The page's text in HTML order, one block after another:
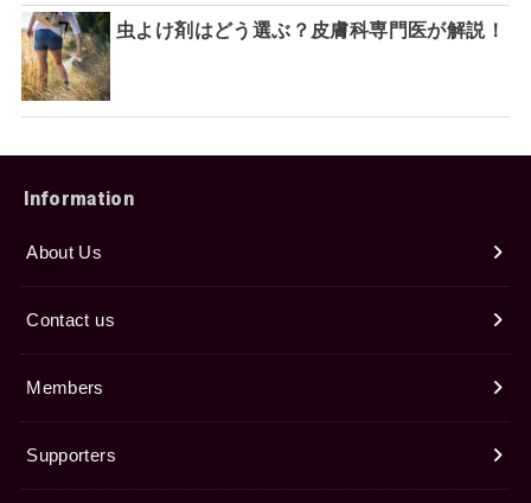
虫よけ剤はどう選ぶ？皮膚科専門医が解説！
Information
About Us
Contact us
Members
Supporters